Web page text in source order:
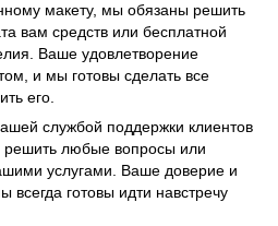
макету, мы обязаны решить
вам средств или бесплатной
Ваше удовлетворение
и мы готовы сделать все
его.
службой поддержки клиентов
решить любые вопросы или
услугами. Ваше доверие и
готовы идти навстречу